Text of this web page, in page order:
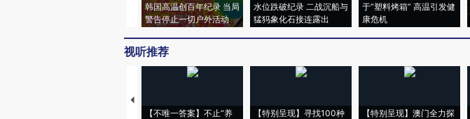
韩国高温创百年纪录 当局
警告停止一切户外活动
水位跌破纪录 二战沉船与
猛犸象化石接连露出
于“塑料烤箱” 高温引发健
康危机
视听推荐
【不唯一答案】不止“养
【特别呈现】寻找100种
【特别呈现】澳门全力探